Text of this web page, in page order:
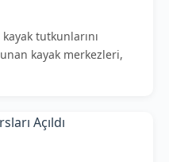
tutkunlarını
kayak merkezleri,